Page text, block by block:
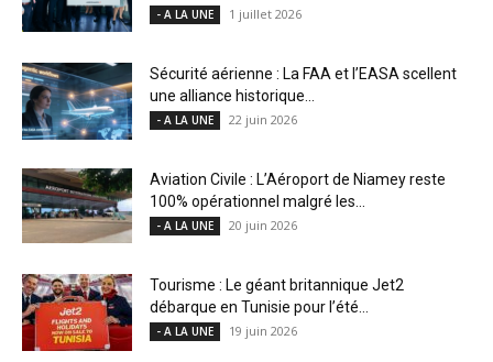
- A LA UNE 1 juillet 2026
Sécurité aérienne : La FAA et l’EASA scellent
une alliance historique...
- A LA UNE 22 juin 2026
Aviation Civile : L’Aéroport de Niamey reste
100% opérationnel malgré les...
- A LA UNE 20 juin 2026
Tourisme : Le géant britannique Jet2
débarque en Tunisie pour l’été...
- A LA UNE 19 juin 2026